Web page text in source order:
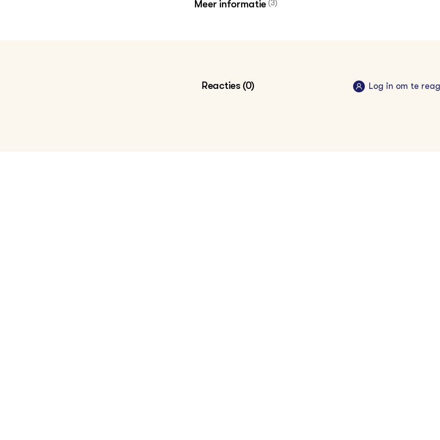
Meer informatie (3)
Nestsucces van boerenlandvogels, 2000-2019,
Reacties (0) Log in om te